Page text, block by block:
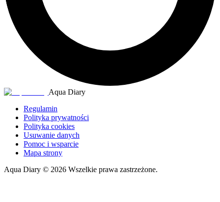
Aqua Diary
Regulamin
Polityka prywatności
Polityka cookies
Usuwanie danych
Pomoc i wsparcie
Mapa strony
Aqua Diary © 2026 Wszelkie prawa zastrzeżone.